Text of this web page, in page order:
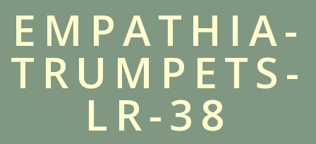
EMPATHIA-
TRUMPETS-
LR-38